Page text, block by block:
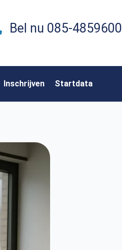
Bel nu 085-4859600
Inschrijven Startdata